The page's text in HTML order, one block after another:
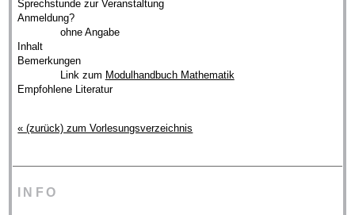
Sprechstunde zur Veranstaltung
Anmeldung?
ohne Angabe
Inhalt
Bemerkungen
Link zum Modulhandbuch Mathematik
Empfohlene Literatur
« (zurück) zum Vorlesungsverzeichnis
INFO